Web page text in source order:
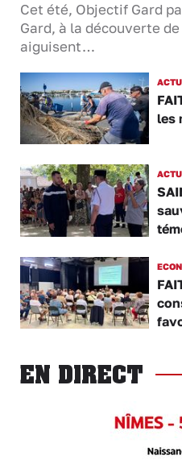
Cet été, Objectif Gard
Gard, à la découverte
aiguisent…
les
EN DIRECT